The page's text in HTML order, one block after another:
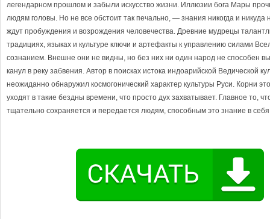
легендарном прошлом и забыли искусство жизни. Иллюзии бога Мары
людям головы. Но не все обстоит так печально, — знания никогда и никуда
ждут пробуждения и возрождения человечества. Древние мудрецы
традициях, языках и культуре ключи и артефакты к управлению силами
сознанием. Внешне они не видны, но без них ни один народ не способен
канул в реку забвения. Автор в поисках истока индоарийской Ведической
неожиданно обнаружил космогонический характер культуры Руси. Корни
уходят в такие бездны времени, что просто дух захватывает. Главное то,
тщательно сохраняется и передается людям, способным это знание в себя